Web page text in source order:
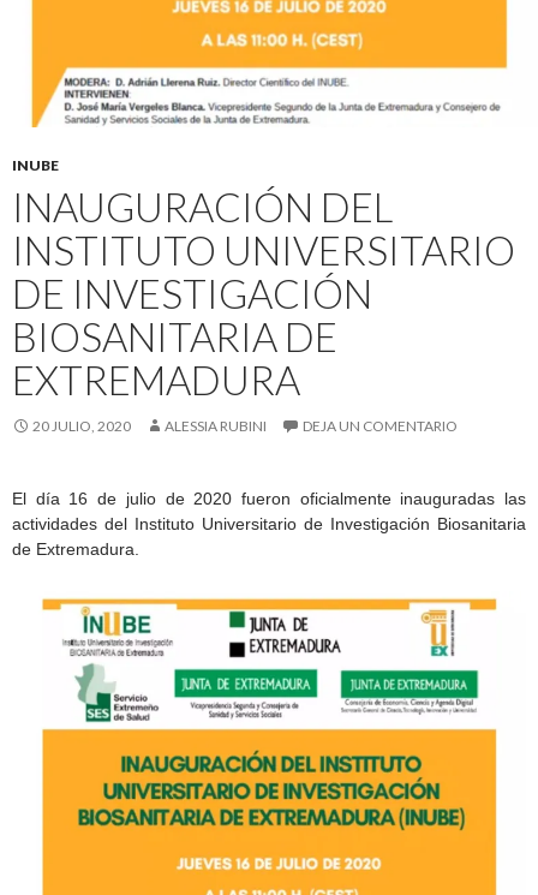
INUBE
INAUGURACIÓN DEL
INSTITUTO UNIVERSITARIO
DE INVESTIGACIÓN
BIOSANITARIA DE
EXTREMADURA
20 JULIO, 2020 ALESSIA RUBINI DEJA UN COMENTARIO
El día 16 de julio de 2020 fueron oficialmente inauguradas las
actividades del Instituto Universitario de Investigación Biosanitaria
de Extremadura.